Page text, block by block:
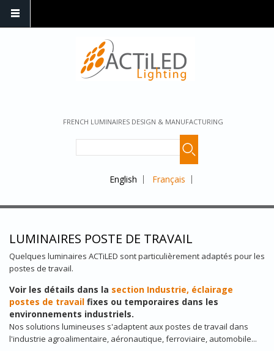
FRENCH LUMINAIRES DESIGN & MANUFACTURING
English Français
LUMINAIRES POSTE DE TRAVAIL
Quelques luminaires ACTiLED sont particulièrement adaptés pour les
postes de travail.
Voir les détails dans la section Industrie, éclairage
postes de travail fixes ou temporaires dans les
environnements industriels.
Nos solutions lumineuses s'adaptent aux postes de travail dans
l'industrie agroalimentaire, aéronautique, ferroviaire, automobile...